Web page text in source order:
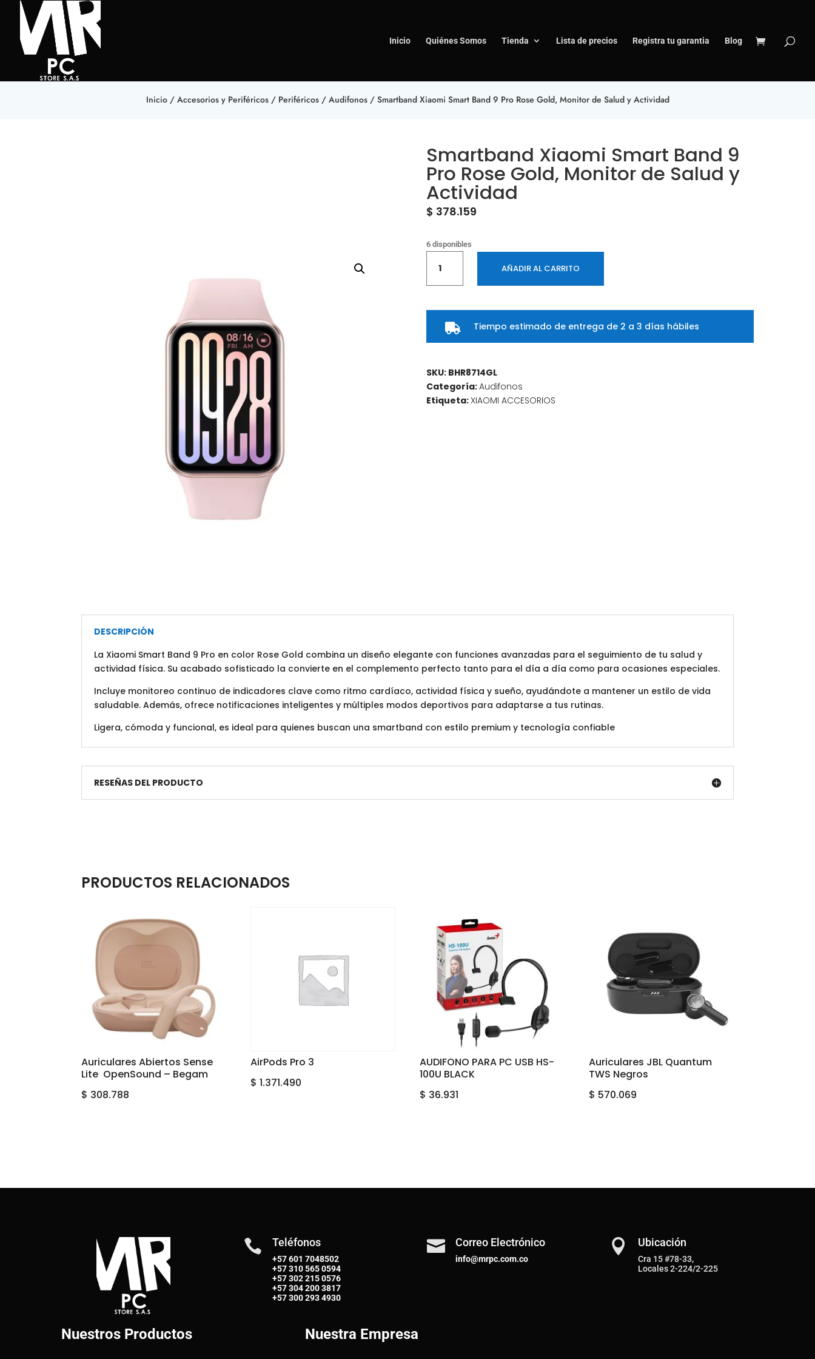
Inicio Quiénes Somos Tienda Lista de precios Registra tu garantia Blog
Inicio/ Accesorios y Periféricos/ Periféricos/ Audifonos/ Smartband Xiaomi Smart Band 9 Pro Rose Gold, Monitor de Salud y Actividad
Smartband Xiaomi Smart Band 9
Pro Rose Gold, Monitor de Salud y
Actividad
$ 378.159
6 disponibles
Xiaomi
Smart
9
Rose
Monitor
de
Salud
AÑADIR AL CARRITO
 Tiempo estimado de entrega de 2 a 3 días hábiles
SKU: BHR8714GL
Categoría:Audifonos
Etiqueta:XIAOMI ACCESORIOS
DESCRIPCIÓN
La Xiaomi Smart Band 9 Pro en color Rose Gold combina un diseño elegante con funciones avanzadas para el seguimiento de tu salud y
actividad física. Su acabado sofisticado la convierte en el complemento perfecto tanto para el día a día como para ocasiones especiales.
Incluye monitoreo continuo de indicadores clave como ritmo cardíaco, actividad física y sueño, ayudándote a mantener un estilo de vida
saludable. Además, ofrece notificaciones inteligentes y múltiples modos deportivos para adaptarse a tus rutinas.
Ligera, cómoda y funcional, es ideal para quienes buscan una smartband con estilo premium y tecnología confiable
RESEÑAS DEL PRODUCTO
PRODUCTOS RELACIONADOS
Auriculares Abiertos Sense
Lite OpenSound – Begam
$ 308.788
AirPods Pro 3
$ 1.371.490
AUDIFONO PARA PC USB HS-
100U BLACK
$ 36.931
Auriculares JBL Quantum
TWS Negros
$ 570.069
 Teléfonos
+57 601 7048502
+57310 565 0594
+57302 215 0576
+57304 200 3817
+57300 293 4930
 Correo Electrónico
info@mrpc.com.co
 Ubicación
Cra 15 #78-33,
Locales 2-224/2-225
Nuestros Productos Nuestra Empresa